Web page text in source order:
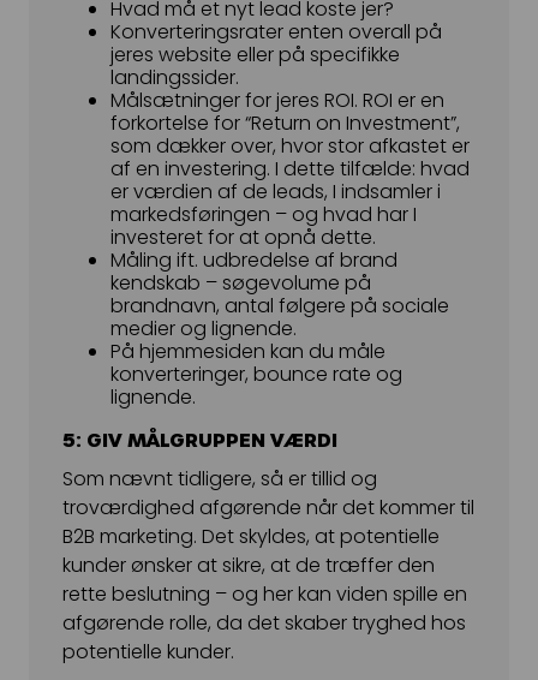
Hvad må et nyt lead koste jer?
Konverteringsrater enten overall på
jeres website eller på specifikke
landingssider.
Målsætninger for jeres ROI. ROI er en
forkortelse for “Return on Investment”,
som dækker over, hvor stor afkastet er
af en investering. I dette tilfælde: hvad
er værdien af de leads, I indsamler i
markedsføringen – og hvad har I
investeret for at opnå dette.
Måling ift. udbredelse af brand
kendskab – søgevolume på
brandnavn, antal følgere på sociale
medier og lignende.
På hjemmesiden kan du måle
konverteringer, bounce rate og
lignende.
5: GIV MÅLGRUPPEN VÆRDI
Som nævnt tidligere, så er tillid og
troværdighed afgørende når det kommer til
B2B marketing. Det skyldes, at potentielle
kunder ønsker at sikre, at de træffer den
rette beslutning – og her kan viden spille en
afgørende rolle, da det skaber tryghed hos
potentielle kunder.